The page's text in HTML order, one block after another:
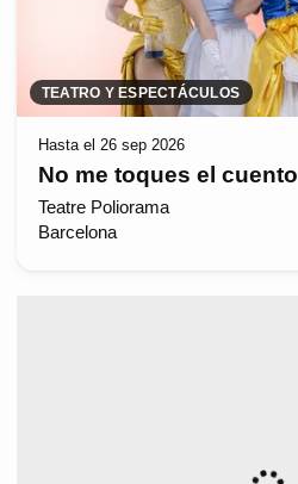
TEATRO Y ESPECTÁCULOS
Hasta el 26 sep 2026
No me toques el cuento
Teatre Poliorama
Barcelona